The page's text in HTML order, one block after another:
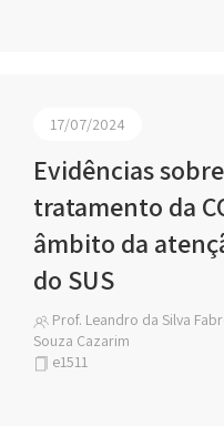
17/07/2024
Evidências
tratamento da
âmbito da
do SUS
Prof. Leandro da Silva
Souza Cazarim
e1511